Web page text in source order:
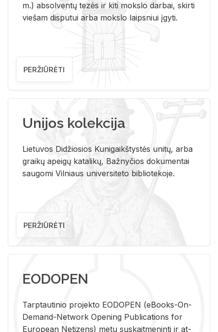
m.) absolventų tezės ir kiti mokslo darbai, skirti
viešam disputui arba mokslo laipsniui įgyti.
PERŽIŪRĖTI
Unijos kolekcija
Lietuvos Didžiosios Kunigaikštystės unitų, arba
graikų apeigų katalikų, Bažnyčios dokumentai
saugomi Vilniaus universiteto bibliotekoje.
PERŽIŪRĖTI
EODOPEN
Tarp­tau­ti­nio pro­jek­to EO­DO­PEN (eBo­oks-On-
De­mand-Ne­twork Ope­ning Pub­li­ca­tions for
Eu­ro­pe­an Ne­ti­zens) metu su­skait­me­nin­ti ir at­